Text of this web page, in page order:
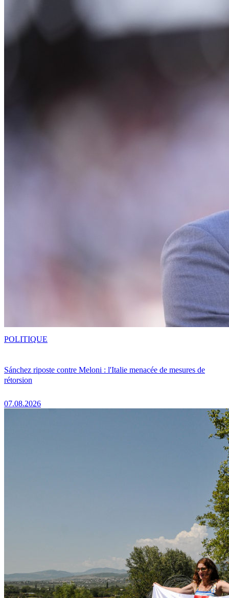
Sánchez riposte contre Meloni : l'Italie menacée de mesures de
rétorsion
07.08.2026
POLITIQUE